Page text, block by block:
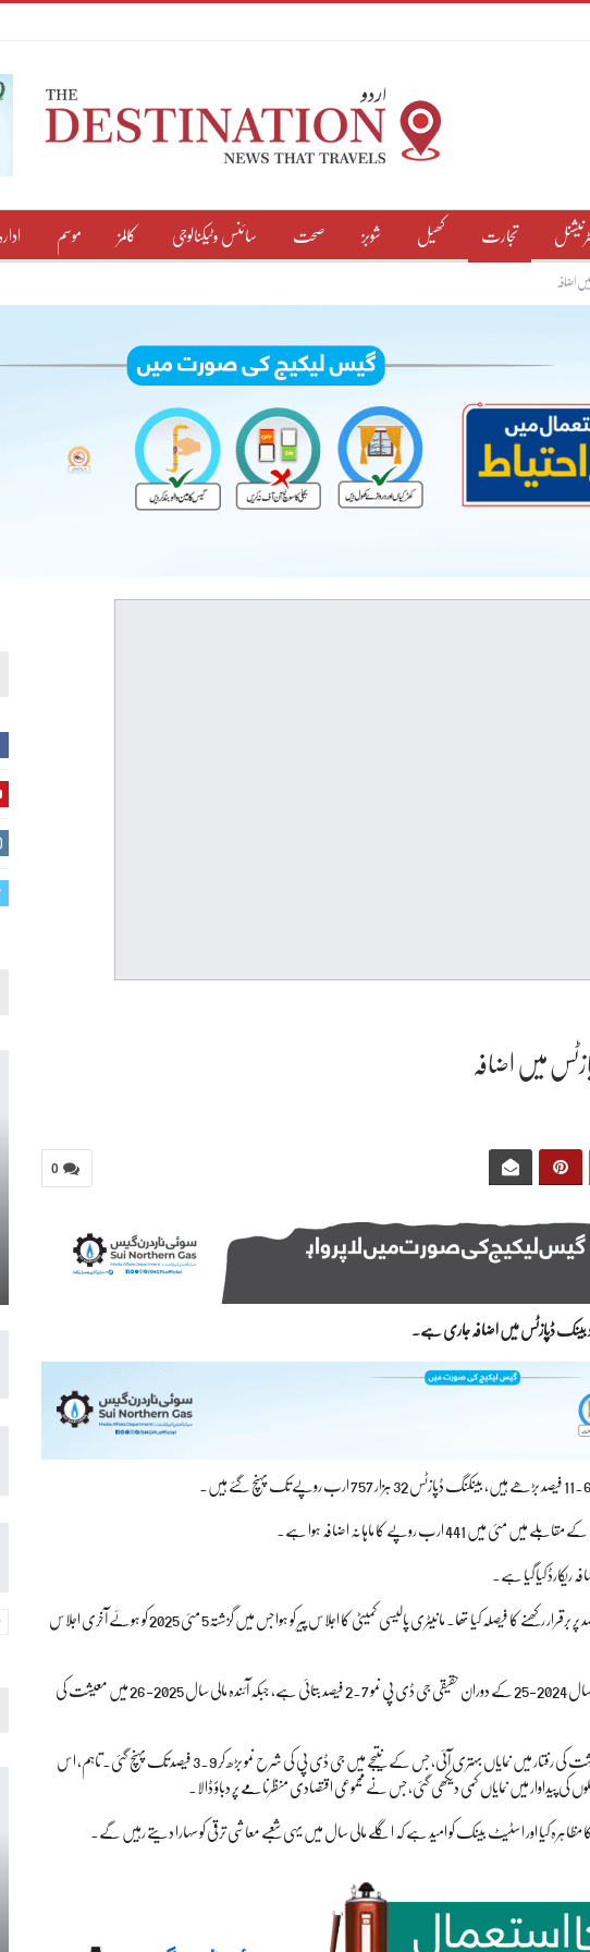
تجارت کھیل شوبز صحت سائنس وٹیکنالوجی کالمز موسم ادارہ
اضافہ
میں اضافہ
0
ڈپازٹس میں اضافہ جاری ہے۔
واضح رہے کہ اسٹیٹ بینک آف پاکستان نے شرح سود 11 فیصد پر برقرار رکھنے کا فیصلہ کیا تھا۔ مانیٹری پالیسی کمیٹی کا اجلاس پیر کو ہوا جس میں گزشتہ5 مئی 2025 کو ہوئے آخری اجلاس
اسٹیٹ بینک کی جانب سے جاری بیان میں کہا گیا تھا کہ مالی سال 2024-25 کے دوران حقیقی جی ڈی پی نمو 2.7 فیصد بتائی ہے، جبکہ آئندہ مالی سال 2025-26 میں معیشت کی
رپورٹ کے مطابق رواں مالی سال کی دوسری ششماہی میں معیشت کی رفتار میں نمایاں بہتری آئی، جس کے نتیجے میں جی ڈی پی کی شرح نمو بڑھ کر 3.9 فیصد تک پہنچ گئی۔ تاہم، اس
پیداوار میں نمایاں کمی دیکھی گئی، جس نے مجموعی اقتصادی منظرنامے پر دباؤ ڈالا۔
کیا اور اسٹیٹ بینک کو امید ہے کہ اگلے مالی سال میں یہی شعبے معاشی ترقی کو سہارا دیتے رہیں گے۔